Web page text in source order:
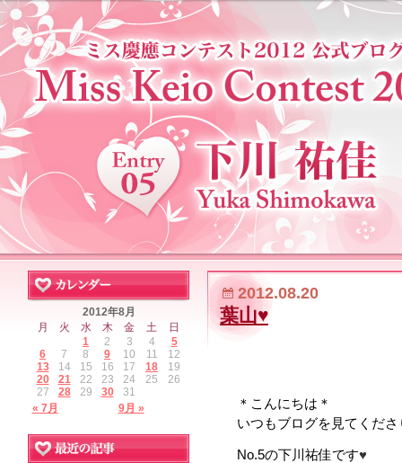
2012.08.20
葉山♥
＊こんにちは＊
いつもブログを見てくだ
No.5の下川祐佳です♥
2012年8月
月
火 水 木 金 土 日
« 7月 9月 »
1 2 3 4
5
6
7 8 9 10 11
12
13
14 15 16 17 18
19
20
21 22 23 24 25
26
27
28 29 30 31